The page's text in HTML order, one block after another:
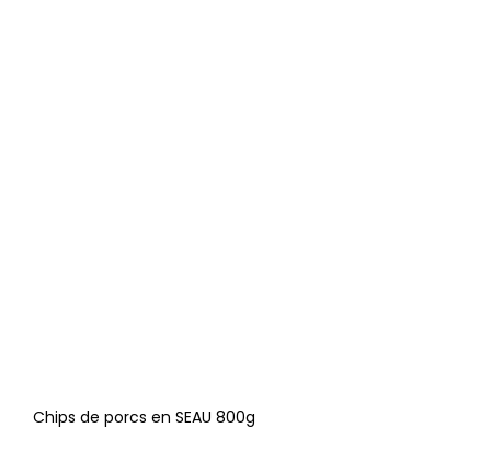
Chips de porcs en SEAU 800g